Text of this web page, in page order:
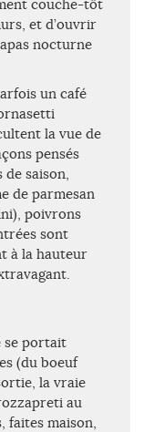
couche-tôt
et d’ouvrir
nocturne
un café
la vue de
pensés
saison,
de parmesan
poivrons
sont
à la hauteur
se portait
(du boeuf
la vraie
au
faites maison,